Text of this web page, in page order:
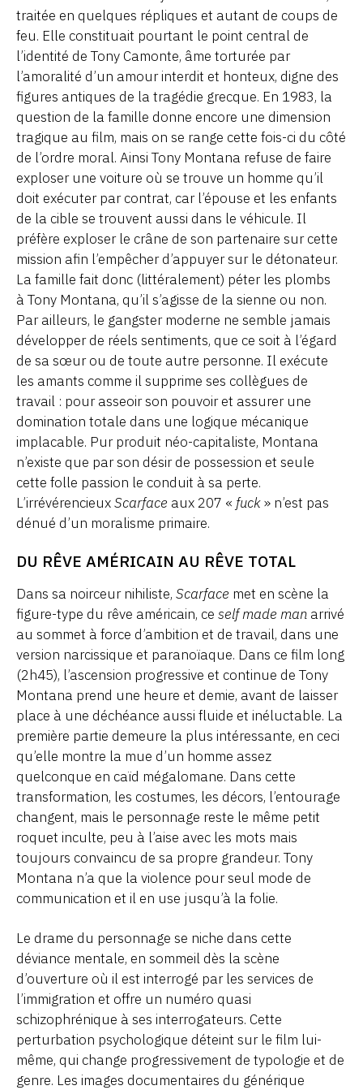
traitée en quelques répliques et autant de coups de
feu. Elle constituait pourtant le point central de
l’identité de Tony Camonte, âme torturée par
l’amoralité d’un amour interdit et honteux, digne des
figures antiques de la tragédie grecque. En 1983, la
question de la famille donne encore une dimension
tragique au film, mais on se range cette fois-ci du côté
de l’ordre moral. Ainsi Tony Montana refuse de faire
exploser une voiture où se trouve un homme qu’il
doit exécuter par contrat, car l’épouse et les enfants
de la cible se trouvent aussi dans le véhicule. Il
préfère exploser le crâne de son partenaire sur cette
mission afin l’empêcher d’appuyer sur le détonateur.
La famille fait donc (littéralement) péter les plombs
à Tony Montana, qu’il s’agisse de la sienne ou non.
Par ailleurs, le gangster moderne ne semble jamais
développer de réels sentiments, que ce soit à l’égard
de sa sœur ou de toute autre personne. Il exécute
les amants comme il supprime ses collègues de
travail : pour asseoir son pouvoir et assurer une
domination totale dans une logique mécanique
implacable. Pur produit néo-capitaliste, Montana
n’existe que par son désir de possession et seule
cette folle passion le conduit à sa perte.
L’irrévérencieuxScarface aux 207 « fuck» n’est pas
dénué d’un moralisme primaire.
DU RÊVE AMÉRICAIN AU RÊVE TOTAL
Dans sa noirceur nihiliste, Scarface met en scène la
figure-type du rêve américain, ce self made man arrivé
au sommet à force d’ambition et de travail, dans une
version narcissique et paranoïaque. Dans ce film long
(2h45), l’ascension progressive et continue de Tony
Montana prend une heure et demie, avant de laisser
place à une déchéance aussi fluide et inéluctable. La
première partie demeure la plus intéressante, en ceci
qu’elle montre la mue d’un homme assez
quelconque en caïd mégalomane. Dans cette
transformation, les costumes, les décors, l’entourage
changent, mais le personnage reste le même petit
roquet inculte, peu à l’aise avec les mots mais
toujours convaincu de sa propre grandeur. Tony
Montana n’a que la violence pour seul mode de
communication et il en use jusqu’à la folie.
Le drame du personnage se niche dans cette
déviance mentale, en sommeil dès la scène
d’ouverture où il est interrogé par les services de
l’immigration et offre un numéro quasi
schizophrénique à ses interrogateurs. Cette
perturbation psychologique déteint sur le film lui-
même, qui change progressivement de typologie et de
genre. Les images documentaires du générique